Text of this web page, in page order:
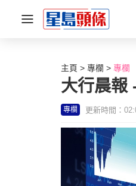
主頁 專欄 專欄
大行晨報
專欄 更新時間：